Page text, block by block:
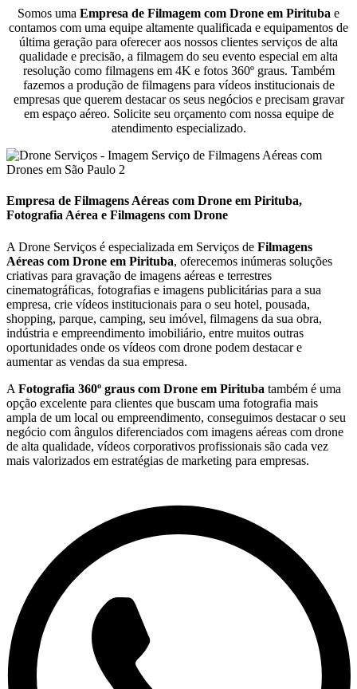
Somos uma Empresa de Filmagem com Drone em Pirituba e
contamos com uma equipe altamente qualificada e equipamentos de
última geração para oferecer aos nossos clientes serviços de alta
qualidade e precisão, a filmagem do seu evento especial em alta
resolução como filmagens em 4K e fotos 360º graus. Também
fazemos a produção de filmagens para vídeos institucionais de
empresas que querem destacar os seus negócios e precisam gravar
em espaço aéreo. Solicite seu orçamento com nossa equipe de
atendimento especializado.
Empresa de Filmagens Aéreas com Drone em Pirituba,
Fotografia Aérea e Filmagens com Drone
A Drone Serviços é especializada em Serviços de Filmagens
Aéreas com Drone em Pirituba, oferecemos inúmeras soluções
criativas para gravação de imagens aéreas e terrestres
cinematográficas, fotografias e imagens publicitárias para a sua
empresa, crie vídeos institucionais para o seu hotel, pousada,
shopping, parque, camping, seu imóvel, filmagens da sua obra,
indústria e empreendimento imobiliário, entre muitos outras
oportunidades onde os vídeos com drone podem destacar e
aumentar as vendas da sua empresa.
A Fotografia 360º graus com Drone em Pirituba também é uma
opção excelente para clientes que buscam uma fotografia mais
ampla de um local ou empreendimento, conseguimos destacar o seu
negócio com ângulos diferenciados com imagens aéreas com drone
de alta qualidade, vídeos corporativos profissionais são cada vez
mais valorizados em estratégias de marketing para empresas.